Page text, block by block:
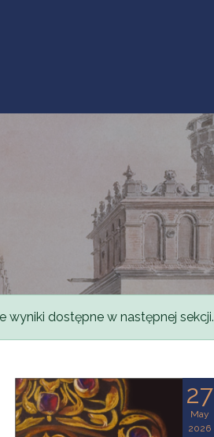
wyniki dostępne w następnej sekcji.
27
May
2026